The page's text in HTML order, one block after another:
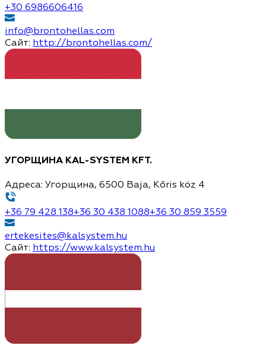
+30 6986606416
info@brontohellas.com
Сайт: http://brontohellas.com/
УГОРЩИНА KAL-SYSTEM KFT.
Адреса: Угорщина, 6500 Baja, Kőris köz 4
+36 79 428 138+36 30 438 1088+36 30 859 3559
ertekesites@kalsystem.hu
Сайт: https://www.kalsystem.hu